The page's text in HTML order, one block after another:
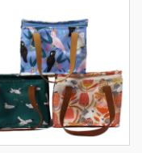
videi draudzīgas,
zīmolā norādītas
nesamas somas
modas